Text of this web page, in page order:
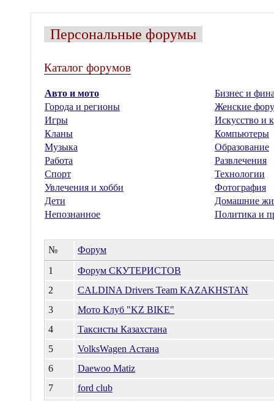
Персональные форумы
Каталог форумов
Авто и мото
Бизнес и
Города и регионы
Женские
Игры
Искусство и
Кланы
Компьютеры
Музыка
Образование
Работа
Развлечения
Спорт
Технологии
Увлечения и хобби
Фотография
Дети
Домашние
Непознанное
Политика и
№
Форум
1
Форум СКУТЕРИСТОВ
2
CALDINA Drivers Team KAZAKHSTAN
3
Мото Клуб "KZ BIKE"
4
Таксисты Казахстана
5
VolksWagen Астана
6
Daewoo Matiz
7
ford club